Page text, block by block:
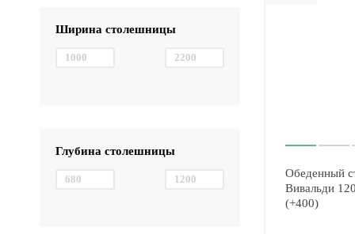
Ширина столешницы
Глубина столешницы
Обеденный
Вивальди
(+400)